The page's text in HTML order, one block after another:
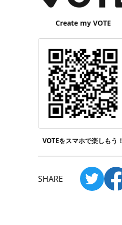
Create my VOTE
VOTEをスマホで楽しもう！
SHARE